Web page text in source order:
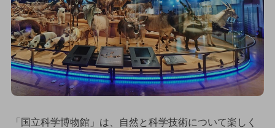
「国立科学博物館」は、自然と科学技術について楽しく